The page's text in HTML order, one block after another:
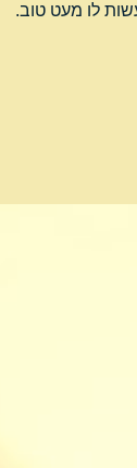
לו מעט טוב.